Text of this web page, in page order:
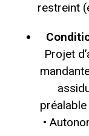
restreint
Projet
•